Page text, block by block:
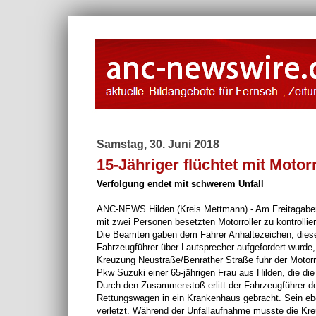
Samstag, 30. Juni 2018
15-Jähriger flüchtet mit
Verfolgung endet mit schwerem Unfall
ANC-NEWS Hilden (Kreis Mettmann) - Am
mit zwei Personen besetzten Motorroller zu
Die Beamten gaben dem Fahrer Anhaltezeichen,
Fahrzeugführer über Lautsprecher aufgefordert
Kreuzung Neustraße/Benrather Straße fuhr der
Pkw Suzuki einer 65-jährigen Frau aus Hilden, die
Durch den Zusammenstoß erlitt der Fahrzeugführer
Rettungswagen in ein Krankenhaus gebracht. Sein
verletzt. Während der Unfallaufnahme musste die